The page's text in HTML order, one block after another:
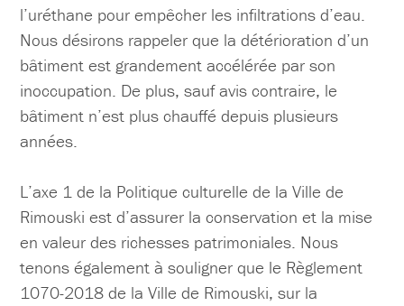
l’uréthane pour empêcher les infiltrations d’eau.
Nous désirons rappeler que la détérioration d’un
bâtiment est grandement accélérée par son
inoccupation. De plus, sauf avis contraire, le
bâtiment n’est plus chauffé depuis plusieurs
années.
L’axe 1 de la Politique culturelle de la Ville de
Rimouski est d’assurer la conservation et la mise
en valeur des richesses patrimoniales. Nous
tenons également à souligner que le Règlement
1070-2018 de la Ville de Rimouski, sur la